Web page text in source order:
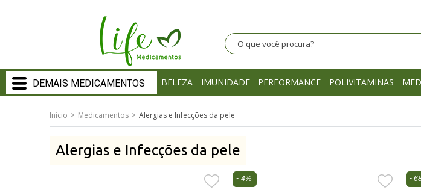
DEMAIS MEDICAMENTOS
BELEZA
IMUNIDADE
BELEZA IMUNIDADE PERFORMANCE POLIVITAMINAS
Inicio Medicamentos Alergias e Infecções da pele
Alergias e Infecções da pele
4%